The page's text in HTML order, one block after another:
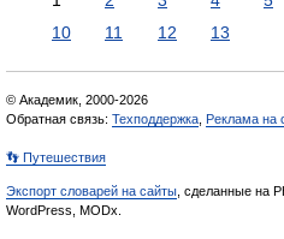
10
11 12 13
© Академик, 2000-2026
Обратная связь: Техподдержка Реклама на
👣 Путешествия
Экспорт словарей на сайты , сделанные на
WordPress, MODx.